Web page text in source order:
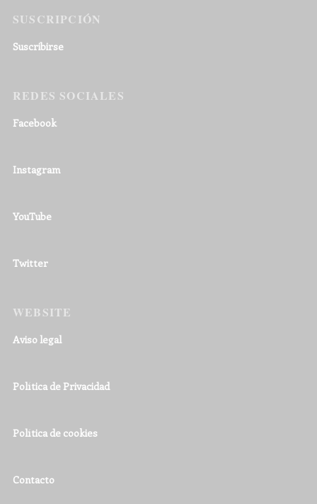
SUSCRIPCIÓN
Suscribirse
REDES SOCIALES
Facebook
Instagram
YouTube
Twitter
WEBSITE
Aviso legal
Política de Privacidad
Política de cookies
Contacto